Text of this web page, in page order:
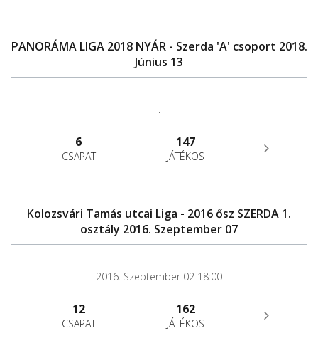
PANORÁMA LIGA 2018 NYÁR - Szerda 'A' csoport 2018.
Június 13
.
6
CSAPAT
147
JÁTÉKOS
Kolozsvári Tamás utcai Liga - 2016 ősz SZERDA 1.
osztály 2016. Szeptember 07
2016. Szeptember 02 18:00
12
CSAPAT
162
JÁTÉKOS